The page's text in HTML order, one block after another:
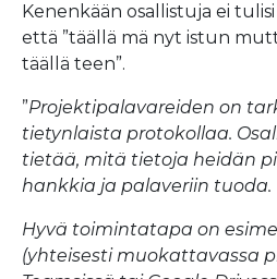
Kenenkään osallistuja ei
että ”täällä mä nyt istun
täällä teen”.
”Projektipalavareiden on
tietynlaista protokollaa.
tietää, mitä tietoja heidän
hankkia ja palaveriin tuoda.
Hyvä toimintatapa on
(yhteisesti muokattavassa